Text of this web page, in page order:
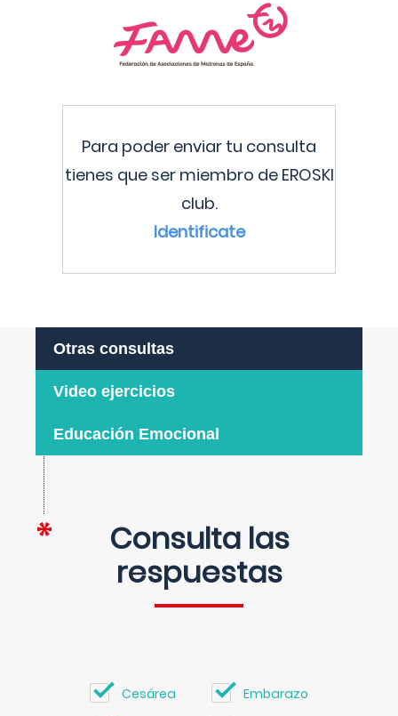
Para poder enviar tu consulta
tienes que ser miembro de EROSKI
club.
Identificate
Otras consultas
Video ejercicios
Educación Emocional
Consulta las
respuestas
Cesárea Embarazo